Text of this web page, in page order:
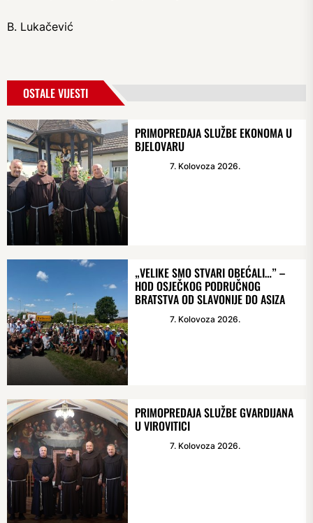
B. Lukačević
OSTALE VIJESTI
PRIMOPREDAJA SLUŽBE EKONOMA U
BJELOVARU
7. Kolovoza 2026.
„VELIKE SMO STVARI OBEĆALI…” –
HOD OSJEČKOG PODRUČNOG
BRATSTVA OD SLAVONIJE DO ASIZA
7. Kolovoza 2026.
PRIMOPREDAJA SLUŽBE GVARDIJANA
U VIROVITICI
7. Kolovoza 2026.